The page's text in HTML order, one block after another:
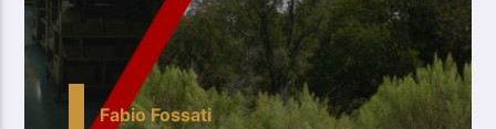
Fabio Fossati